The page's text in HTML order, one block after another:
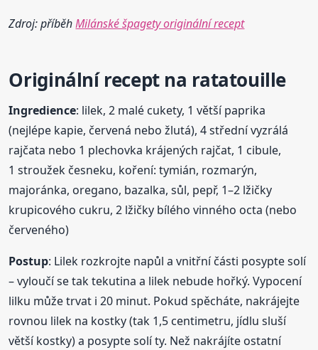
Zdroj: příběhMilánské špagety originální recept
Originálníreceptna ratatouille
Ingredience: lilek, 2 malé cukety, 1 větší paprika
(nejlépe kapie, červená nebo žlutá), 4 střední vyzrálá
rajčata nebo 1 plechovka krájených rajčat, 1 cibule,
1 stroužek česneku, koření: tymián, rozmarýn,
majoránka, oregano, bazalka, sůl, pepř, 1–2 lžičky
krupicového cukru, 2 lžičky bílého vinného octa (nebo
červeného)
Postup: Lilek rozkrojte napůl a vnitřní části posypte solí
– vyloučí se tak tekutina a lilek nebude hořký. Vypocení
lilku může trvat i 20 minut. Pokud spěcháte, nakrájejte
rovnou lilek na kostky (tak 1,5 centimetru, jídlu sluší
větší kostky) a posypte solí ty. Než nakrájíte ostatní